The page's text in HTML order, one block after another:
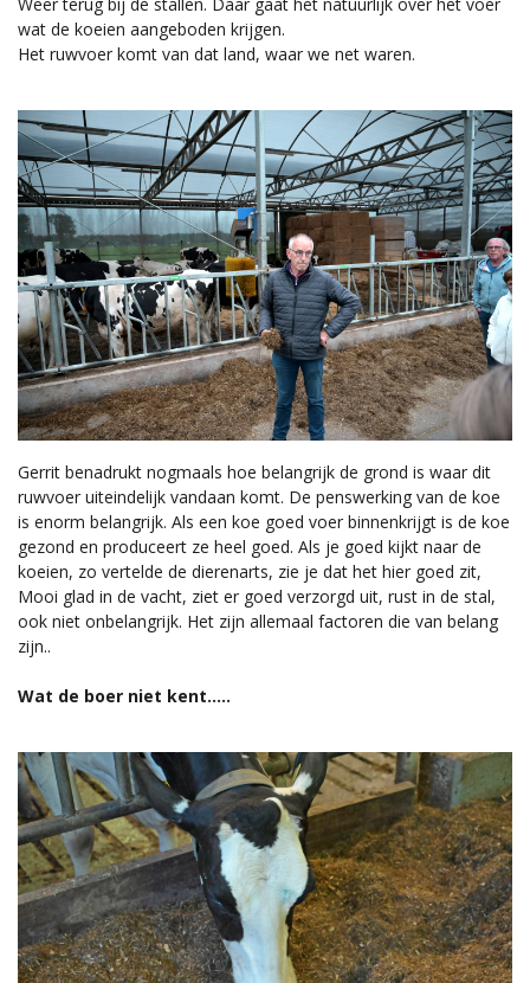
wat de koeien aangeboden krijgen.
Het ruwvoer komt van dat land, waar we net waren.
Gerrit benadrukt nogmaals hoe belangrijk de grond is waar dit
ruwvoer uiteindelijk vandaan komt. De penswerking van de koe
is enorm belangrijk. Als een koe goed voer binnenkrijgt is de koe
gezond en produceert ze heel goed. Als je goed kijkt naar de
koeien, zo vertelde de dierenarts, zie je dat het hier goed zit,
Mooi glad in de vacht, ziet er goed verzorgd uit, rust in de stal,
ook niet onbelangrijk. Het zijn allemaal factoren die van belang
zijn..
Wat de boer niet kent.....